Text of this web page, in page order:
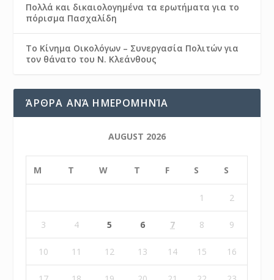
Πολλά και δικαιολογημένα τα ερωτήματα για το
πόρισμα Πασχαλίδη
Το Κίνημα Οικολόγων – Συνεργασία Πολιτών για
τον θάνατο του Ν. Κλεάνθους
ΆΡΘΡΑ ΑΝΆ ΗΜΕΡΟΜΗΝΊΑ
AUGUST 2026
M T W T F S S
1 2
3 4 5 6 7 8 9
10 11 12 13 14 15 16